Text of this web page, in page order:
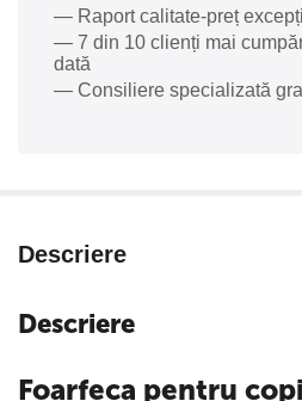
— Raport calitate-preț
— 7 din 10 clienți mai
dată
— Consiliere specializată
Descriere
Descriere
Foarfeca pentru